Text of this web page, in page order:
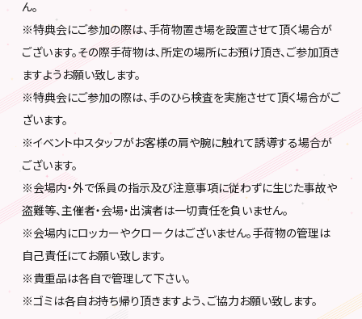
ん。
※特典会にご参加の際は、手荷物置き場を設置させて頂く場合が
ございます。その際手荷物は、所定の場所にお預け頂き、ご参加頂き
ますようお願い致します。
※特典会にご参加の際は、手のひら検査を実施させて頂く場合がご
ざいます。
※イベント中スタッフがお客様の肩や腕に触れて誘導する場合が
ございます。
※会場内・外で係員の指示及び注意事項に従わずに生じた事故や
盗難等、主催者・会場・出演者は一切責任を負いません。
※会場内にロッカーやクロークはございません。手荷物の管理は
自己責任にてお願い致します。
※貴重品は各自で管理して下さい。
※ゴミは各自お持ち帰り頂きますよう、ご協力お願い致します。